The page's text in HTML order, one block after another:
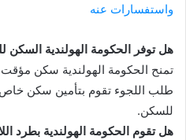
واستفسارات عنه
هل توفر الحكومة الهولندية السكن
تمنح الحكومة الهولندية سكن مؤقت
طلب اللجوء تقوم بتأمين سكن خاص
للسكن.
هل تقوم الحكومة الهولندية بطرد